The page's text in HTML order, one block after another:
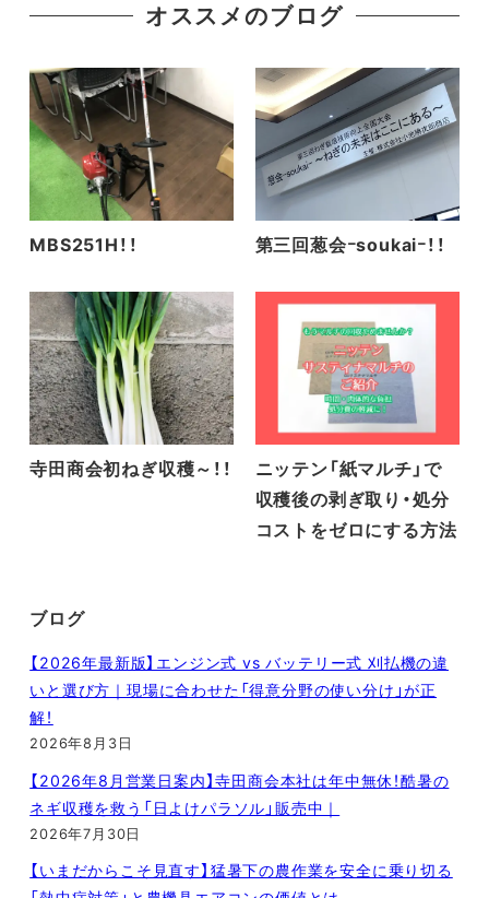
オススメのブログ
MBS251H！！ 第三回葱会ｰsoukaiｰ！！
寺田商会初ねぎ収穫～！！
ニッテン「紙マルチ」で
収穫後の剥ぎ取り・処分
コストをゼロにする方法
ブログ
【2026年最新版】エンジン式 vs バッテリー式 刈払機の違
いと選び方｜現場に合わせた「得意分野の使い分け」が正
解！
2026年8月3日
【2026年8月営業日案内】寺田商会本社は年中無休！酷暑の
ネギ収穫を救う「日よけパラソル」販売中｜
2026年7月30日
【いまだからこそ見直す】猛暑下の農作業を安全に乗り切る